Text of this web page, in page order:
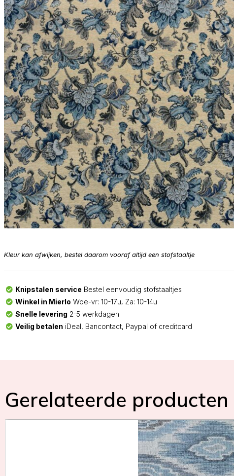
Kleur kan afwijken, bestel daarom vooraf altijd een stofstaaltje
Knipstalen service Bestel eenvoudig stofstaaltjes
Winkel in Mierlo Woe-vr: 10-17u, Za: 10-14u
Snelle levering 2-5 werkdagen
Veilig betalen iDeal, Bancontact, Paypal of creditcard
Gerelateerde producten